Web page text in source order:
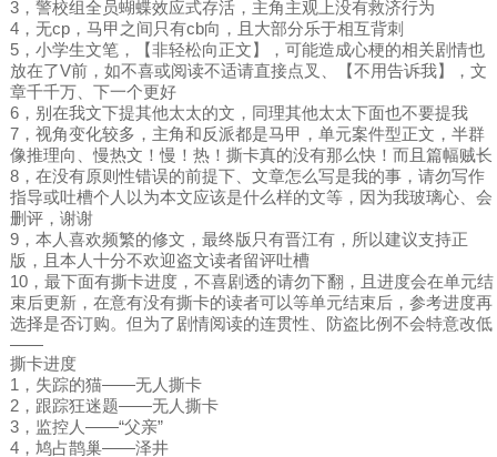
3，警校组全员蝴蝶效应式存活，主角主观上没有救济行为
4，无cp，马甲之间只有cb向，且大部分乐于相互背刺
5，小学生文笔，【非轻松向正文】，可能造成心梗的相关剧情也
放在了V前，如不喜或阅读不适请直接点叉、【不用告诉我】，文
章千千万、下一个更好
6，别在我文下提其他太太的文，同理其他太太下面也不要提我
7，视角变化较多，主角和反派都是马甲，单元案件型正文，半群
像推理向、慢热文！慢！热！撕卡真的没有那么快！而且篇幅贼长
8，在没有原则性错误的前提下、文章怎么写是我的事，请勿写作
指导或吐槽个人以为本文应该是什么样的文等，因为我玻璃心、会
删评，谢谢
9，本人喜欢频繁的修文，最终版只有晋江有，所以建议支持正
版，且本人十分不欢迎盗文读者留评吐槽
10，最下面有撕卡进度，不喜剧透的请勿下翻，且进度会在单元结
束后更新，在意有没有撕卡的读者可以等单元结束后，参考进度再
选择是否订购。但为了剧情阅读的连贯性、防盗比例不会特意改低
——
撕卡进度
1，失踪的猫——无人撕卡
2，跟踪狂迷题——无人撕卡
3，监控人——“父亲”
4，鸠占鹊巢——泽井